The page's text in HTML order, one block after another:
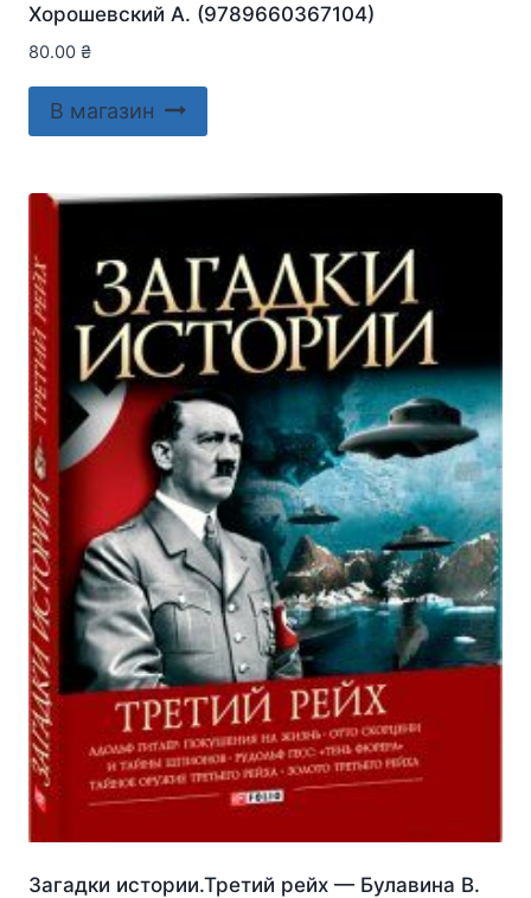
Хорошевский А. (9789660367104)
80.00 ₴
В магазин
Загадки истории.Третий рейх — Булавина В.